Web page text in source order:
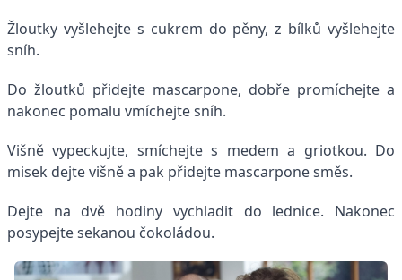
Žloutky vyšlehejte s cukrem do pěny, z bílků vyšlehejte
sníh.
Do žloutků přidejte mascarpone, dobře promíchejte a
nakonec pomalu vmíchejte sníh.
Višně vypeckujte, smíchejte s medem a griotkou. Do
misek dejte višně a pak přidejte mascarpone směs.
Dejte na dvě hodiny vychladit do lednice. Nakonec
posypejte sekanou čokoládou.